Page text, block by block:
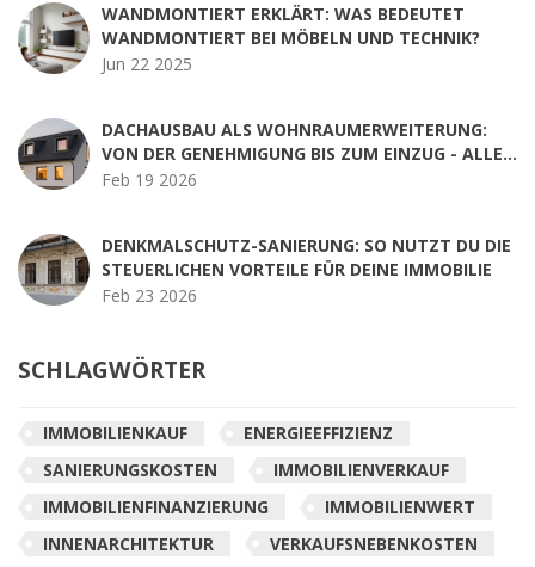
WANDMONTIERT ERKLÄRT: WAS BEDEUTET
WANDMONTIERT BEI MÖBELN UND TECHNIK?
Jun 22 2025
DACHAUSBAU ALS WOHNRAUMERWEITERUNG:
VON DER GENEHMIGUNG BIS ZUM EINZUG - ALLE
SCHRITTE IM ÜBERBLICK
Feb 19 2026
DENKMALSCHUTZ-SANIERUNG: SO NUTZT DU DIE
STEUERLICHEN VORTEILE FÜR DEINE IMMOBILIE
Feb 23 2026
SCHLAGWÖRTER
IMMOBILIENKAUF
ENERGIEEFFIZIENZ
SANIERUNGSKOSTEN
IMMOBILIENVERKAUF
IMMOBILIENFINANZIERUNG
IMMOBILIENWERT
INNENARCHITEKTUR
VERKAUFSNEBENKOSTEN